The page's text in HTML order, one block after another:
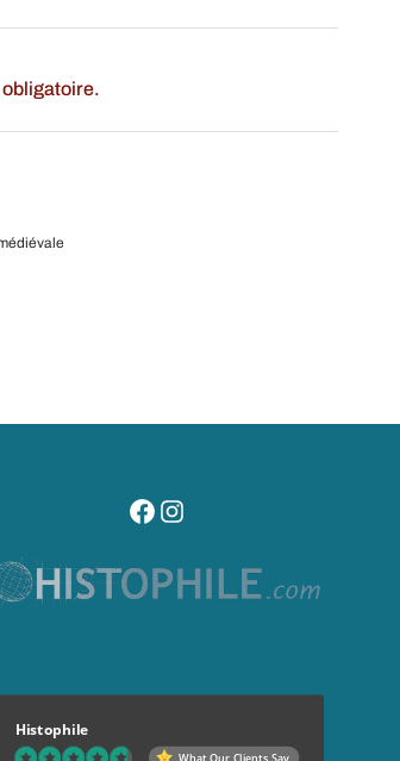
visitez notre page facebook
suivez notre compte
Histophile
What Our Clients Say